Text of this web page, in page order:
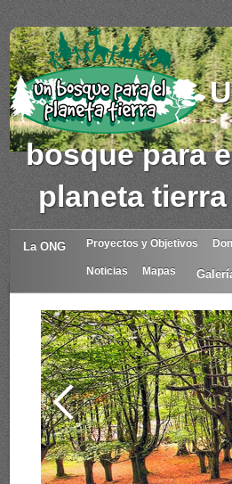
bosque para
planeta tierra
La ONG Proyectos y Objetivos
Noticias Mapas